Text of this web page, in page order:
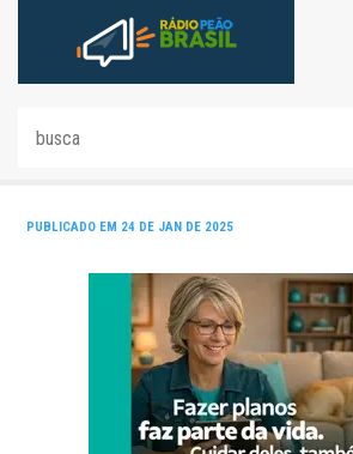
PUBLICADO EM 24 DE JAN DE 2025